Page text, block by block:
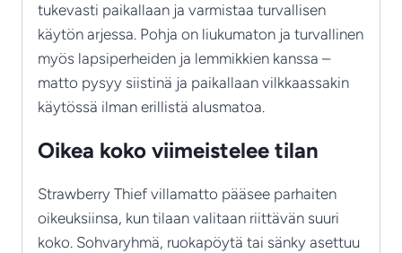
tukevasti paikallaan ja varmistaa turvallisen
käytön arjessa. Pohja on liukumaton ja turvallinen
myös lapsiperheiden ja lemmikkien kanssa –
matto pysyy siistinä ja paikallaan vilkkaassakin
käytössä ilman erillistä alusmatoa.
Oikea koko viimeistelee tilan
Strawberry Thief villamatto pääsee parhaiten
oikeuksiinsa, kun tilaan valitaan riittävän suuri
koko. Sohvaryhmä, ruokapöytä tai sänky asettuu